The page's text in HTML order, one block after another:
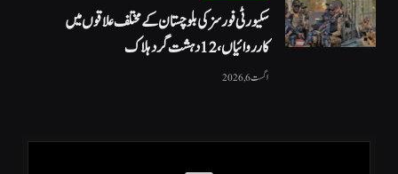
سکیورٹی فورسز کی بلوچستان کے مختلف علاقوں میں
کارروائیاں ، 12 دہشت گرد ہلاک
اگست 6, 2026